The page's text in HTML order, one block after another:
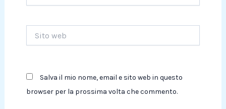
web
Salva il mio nome, email e sito web in questo
browser per la prossima volta che commento.